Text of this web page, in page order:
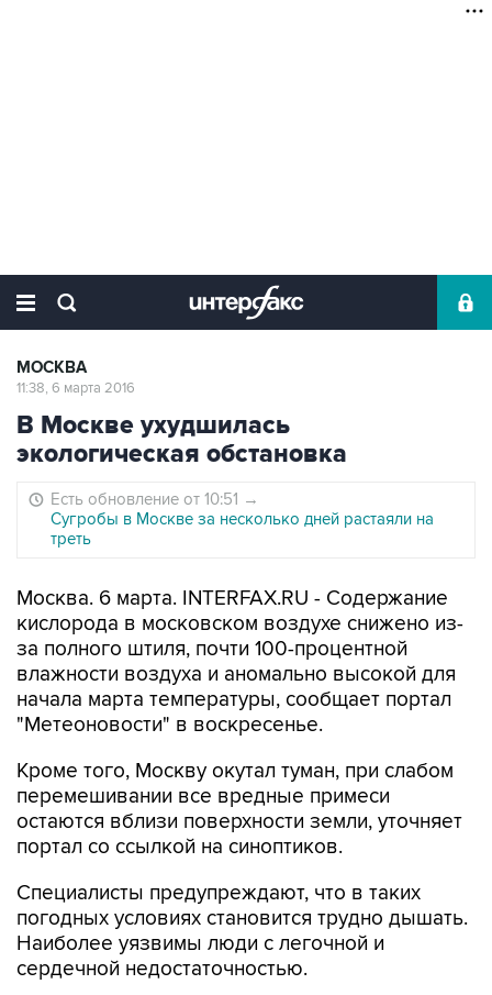
МОСКВА
11:38, 6 марта 2016
В Москве ухудшилась
экологическая обстановка
Есть обновление от 10:51 →
Сугробы в Москве за несколько дней растаяли на
треть
Москва. 6 марта. INTERFAX.RU - Содержание
кислорода в московском воздухе снижено из-
за полного штиля, почти 100-процентной
влажности воздуха и аномально высокой для
начала марта температуры, сообщает портал
"Метеоновости" в воскресенье.
Кроме того, Москву окутал туман, при слабом
перемешивании все вредные примеси
остаются вблизи поверхности земли, уточняет
портал со ссылкой на синоптиков.
Специалисты предупреждают, что в таких
погодных условиях становится трудно дышать.
Наиболее уязвимы люди с легочной и
сердечной недостаточностью.